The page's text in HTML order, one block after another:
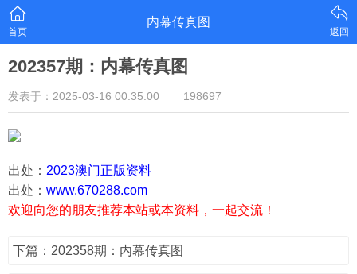
首页
内幕传真图
返回
202357期：内幕传真图
发表于：2025-03-16 00:35:00 198697
出处： 2023澳门正版资料
出处： www.670288.com
欢迎向您的朋友推荐本站或本资料，一起交流！
下篇：202358期：内幕传真图